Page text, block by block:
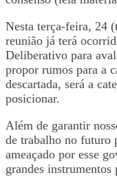
Nesta terça-feira, 24
reunião já terá
Deliberativo para
propor rumos para a
descartada, será a
posicionar.
Além de garantir
de trabalho no futuro
ameaçado por esse
grandes